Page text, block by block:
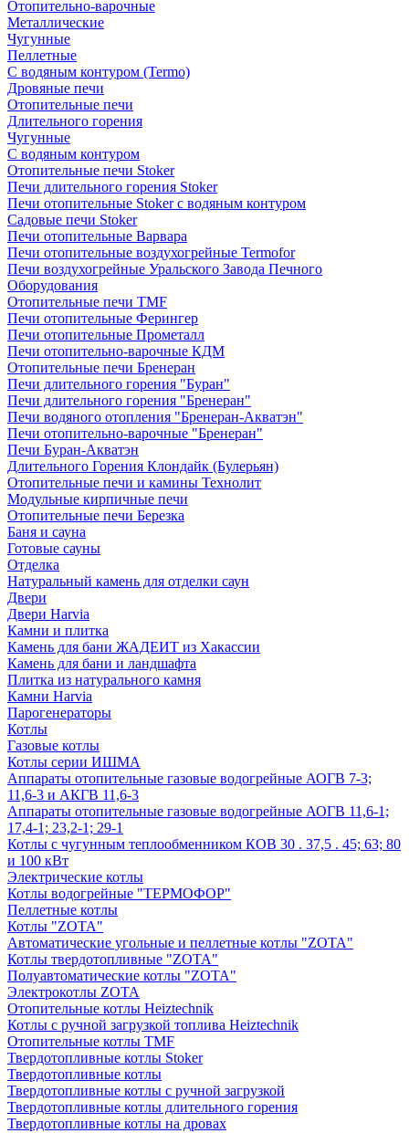
Отопительно-варочные
Металлические
Чугунные
Пеллетные
С водяным контуром (Termo)
Дровяные печи
Отопительные печи
Длительного горения
Чугунные
C водяным контуром
Отопительные печи Stoker
Печи длительного горения Stoker
Печи отопительные Stoker с водяным контуром
Садовые печи Stoker
Печи отопительные Варвара
Печи отопительные воздухогрейные Termofor
Печи воздухогрейные Уральского Завода Печного
Оборудования
Отопительные печи TMF
Печи отопительные Ферингер
Печи отопительные Прометалл
Печи отопительно-варочные КДМ
Отопительные печи Бренеран
Печи длительного горения "Буран"
Печи длительного горения "Бренеран"
Печи водяного отопления "Бренеран-Акватэн"
Печи отопительно-варочные "Бренеран"
Печи Буран-Акватэн
Длительного Горения Клондайк (Булерьян)
Отопительные печи и камины Технолит
Модульные кирпичные печи
Отопительные печи Березка
Баня и сауна
Готовые сауны
Отделка
Натуральный камень для отделки саун
Двери
Двери Harvia
Камни и плитка
Камень для бани ЖАДЕИТ из Хакассии
Камень для бани и ландшафта
Плитка из натурального камня
Камни Harvia
Парогенераторы
Котлы
Газовые котлы
Котлы серии ИШМА
Аппараты отопительные газовые водогрейные АОГВ 7-3;
11,6-3 и АКГВ 11,6-3
Аппараты отопительные газовые водогрейные АОГВ 11,6-1;
17,4-1; 23,2-1; 29-1
Котлы с чугунным теплообменником КОВ 30 . 37,5 . 45; 63; 80
и 100 кВт
Электрические котлы
Котлы водогрейные "ТЕРМОФОР"
Пеллетные котлы
Котлы "ZOTA"
Автоматические угольные и пеллетные котлы "ZOTA"
Котлы твердотопливные "ZOTA"
Полуавтоматические котлы "ZOTA"
Электрокотлы ZOTA
Отопительные котлы Heiztechnik
Котлы с ручной загрузкой топлива Heiztechnik
Отопительные котлы TMF
Твердотопливные котлы Stoker
Твердотопливные котлы
Твердотопливные котлы с ручной загрузкой
Твердотопливные котлы длительного горения
Твердотопливные котлы на дровах